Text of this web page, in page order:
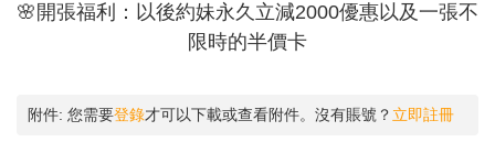
🌸開張福利：以後約妹永久立減2000優惠以及一張不
限時的半價卡
附件: 您需要登錄才可以下載或查看附件。沒有賬號？ 立即註冊